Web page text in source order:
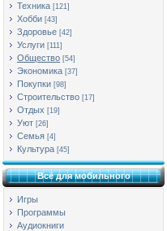
Техника [121]
Хобби [43]
Здоровье [42]
Услуги [111]
Общество [54]
Экономика [37]
Покупки [98]
Строительство [17]
Отдых [19]
Уют [26]
Семья [4]
Культура [45]
Всё для мобильного
Игры
Программы
Аудиокниги